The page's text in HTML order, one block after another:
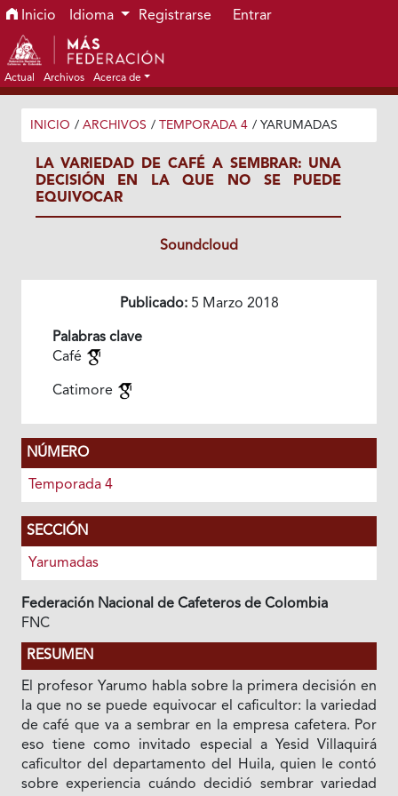
Ir al menú de navegación principal
Ir al contenido principal
Ir al pie de página del sitio
Inicio Idioma Registrarse Entrar
Actual Archivos Acerca de
INICIO / ARCHIVOS / TEMPORADA 4 / YARUMADAS
LA VARIEDAD DE CAFÉ A SEMBRAR: UNA
DECISIÓN EN LA QUE NO SE PUEDE
EQUIVOCAR
Soundcloud
Publicado:5 Marzo 2018
Palabras clave
Café
Catimore
NÚMERO
Temporada 4
SECCIÓN
Yarumadas
Federación Nacional de Cafeteros de Colombia
FNC
RESUMEN
El profesor Yarumo habla sobre la primera decisión en
la que no se puede equivocar el caficultor: la variedad
de café que va a sembrar en la empresa cafetera. Por
eso tiene como invitado especial a Yesid Villaquirá
caficultor del departamento del Huila, quien le contó
sobre experiencia cuándo decidió sembrar variedad